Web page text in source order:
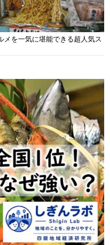
メを一気に堪能できる超人気ス